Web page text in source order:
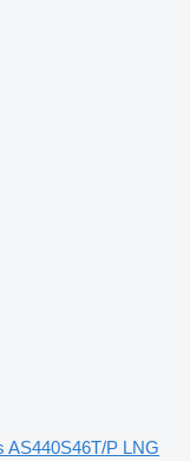
AS440S46T/P LNG